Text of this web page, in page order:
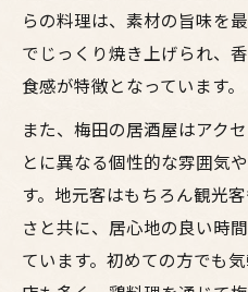
居酒屋が育む梅田
大阪の焼鳥から見
り
お酒と共に感じる
鳥料理が伝える梅
焼鳥が紡ぐ居酒屋
梅田の居酒屋で
らの料理は、素材の旨味を
でじっくり焼き上げられ、
食感が特徴となっています。
また、梅田の居酒屋はアク
とに異なる個性的な雰囲気
す。地元客はもちろん観光
さと共に、居心地の良い時
ています。初めての方でも